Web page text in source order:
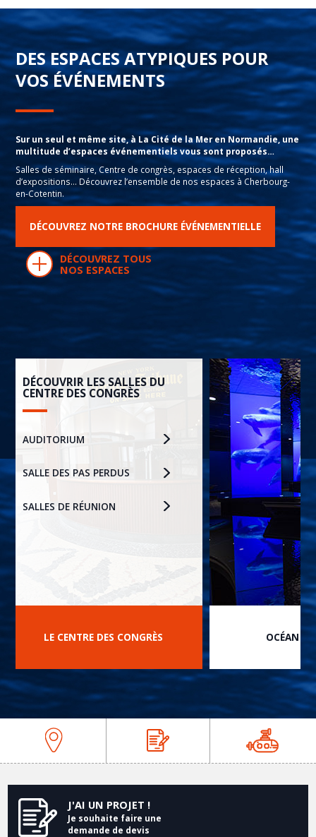
DES ESPACES ATYPIQUES POUR
VOS ÉVÉNEMENTS
Sur un seul et même site, à La Cité de la Mer en Normandie, une
multitude d’espaces événementiels vous sont proposés…
Salles de séminaire, Centre de congrès, espaces de réception, hall
d’expositions… Découvrez l’ensemble de nos espaces à Cherbourg-
en-Cotentin.
DÉCOUVREZ NOTRE BROCHURE ÉVÉNEMENTIELLE
DÉCOUVREZ TOUS
NOS ESPACES
DÉCOUVRIR LES SALLES DU
CENTRE DES CONGRÈS
AUDITORIUM
SALLE DES PAS PERDUS
SALLES DE RÉUNION
LE CENTRE DES CONGRÈS OCÉAN
J'AI UN PROJET !
Je souhaite faire une
demande de devis